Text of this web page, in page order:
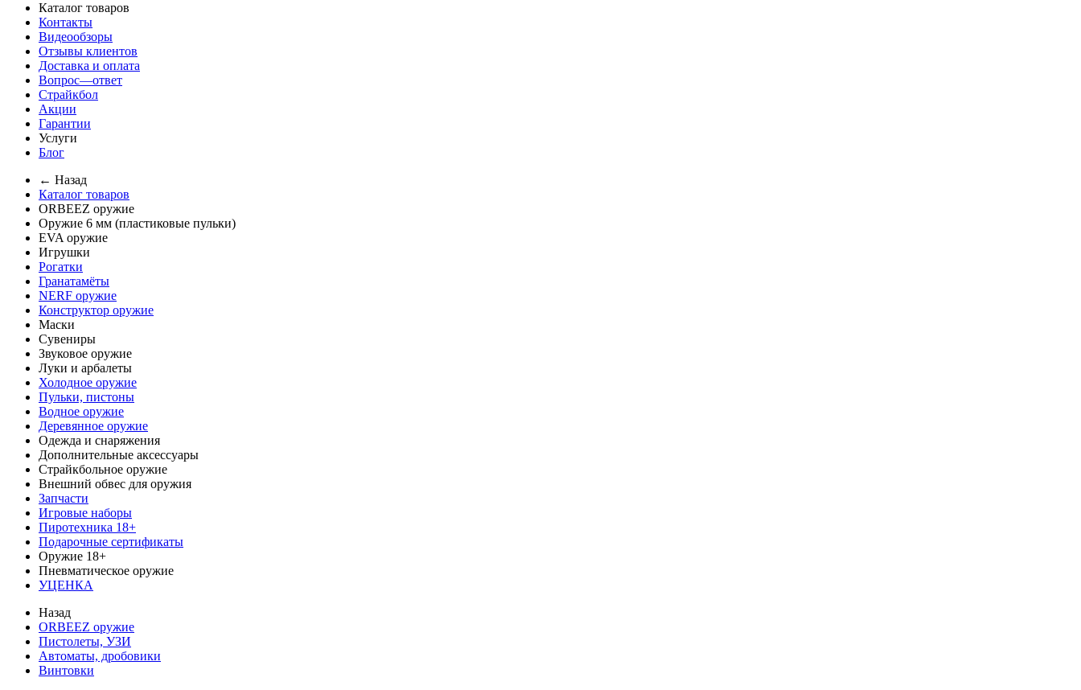
Каталог товаров
Контакты
Видеообзоры
Отзывы клиентов
Доставка и оплата
Вопрос—ответ
Страйкбол
Акции
Гарантии
Услуги
Блог
← Назад
Каталог товаров
ORBEEZ оружие
Оружие 6 мм (пластиковые пульки)
EVA оружие
Игрушки
Рогатки
Гранатамёты
NERF оружие
Конструктор оружие
Маски
Сувениры
Звуковое оружие
Луки и арбалеты
Холодное оружие
Пульки, пистоны
Водное оружие
Деревянное оружие
Одежда и снаряжения
Дополнительные аксессуары
Страйкбольное оружие
Внешний обвес для оружия
Запчасти
Игровые наборы
Пиротехника 18+
Подарочные сертификаты
Оружие 18+
Пневматическое оружие
УЦЕНКА
Назад
ORBEEZ оружие
Пистолеты, УЗИ
Автоматы, дробовики
Винтовки